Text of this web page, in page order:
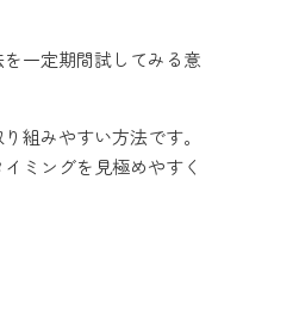
一定期間試してみる意
組みやすい方法です。
ミングを見極めやすく